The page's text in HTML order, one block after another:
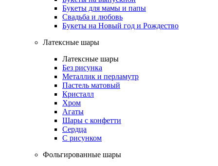
Букеты для мамы и папы
Свадьба и любовь
Букеты на Новый год и Рождество
Латексные шары
Латексные шары
Без рисунка
Металлик и перламутр
Пастель матовый
Кристалл
Хром
Агаты
Шары с конфетти
Сердца
С рисунком
Фольгированные шары